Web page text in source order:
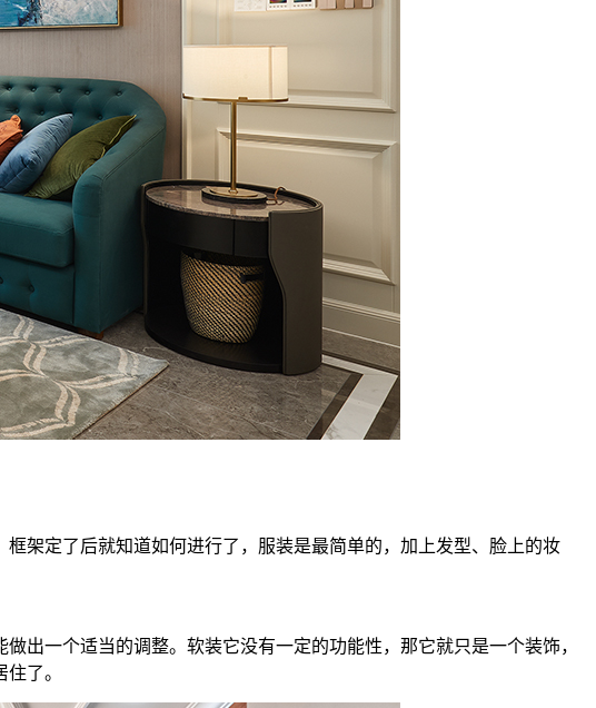
架定了后就知道如何进行了，服装是最简单的，加上发型、脸上的妆
出一个适当的调整。软装它没有一定的功能性，那它就只是一个装饰，
了。